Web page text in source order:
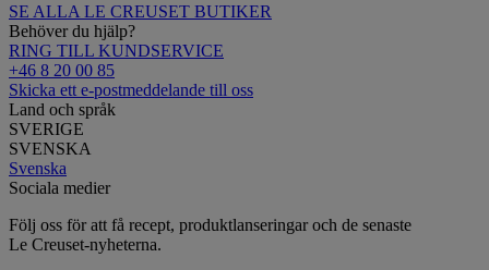
SE ALLA LE CREUSET BUTIKER
Behöver du hjälp?
RING TILL KUNDSERVICE
+46 8 20 00 85
Skicka ett e-postmeddelande till oss
Land och språk
SVERIGE
SVENSKA
Svenska
Sociala medier
Följ oss för att få recept, produktlanseringar och de senaste
Le Creuset-nyheterna.